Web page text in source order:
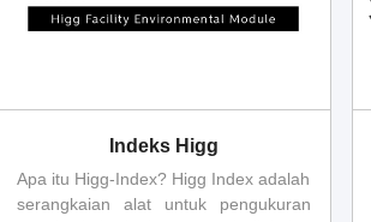
Indeks Higg
Apa itu Higg-Index? Higg Index adalah
serangkaian alat untuk pengukuran